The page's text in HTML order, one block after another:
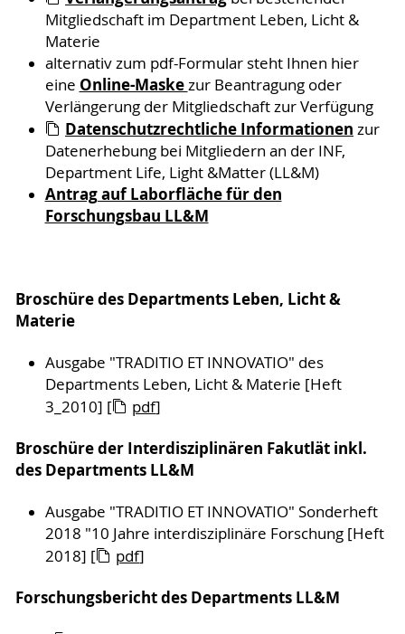
Mitgliedschaft im Department Leben, Licht &
Materie
alternativ zum pdf-Formular steht Ihnen hier
eine Online-Maskezur Beantragung oder
Verlängerung der Mitgliedschaft zur Verfügung
Datenschutzrechtliche Informationen zur
Datenerhebung bei Mitgliedern an der INF,
Department Life, Light &Matter (LL&M)
Antrag auf Laborfläche für den
Forschungsbau LL&M
Broschüre des Departments Leben, Licht &
Materie
Ausgabe "TRADITIO ET INNOVATIO" des
Departments Leben, Licht & Materie [Heft
3_2010] [
pdf]
Broschüre der Interdisziplinären Fakutlät inkl.
des Departments LL&M
Ausgabe "TRADITIO ET INNOVATIO" Sonderheft
2018 "10 Jahre interdisziplinäre Forschung [Heft
2018] [
pdf]
Forschungsbericht des Departments LL&M